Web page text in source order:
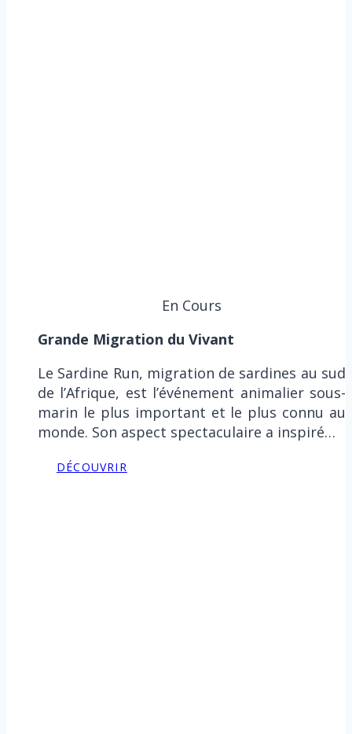
En Cours
Grande Migration du Vivant
Le Sardine Run, migration de sardines au sud
de l’Afrique, est l’événement animalier sous-
marin le plus important et le plus connu au
monde. Son aspect spectaculaire a inspiré…
DÉCOUVRIR